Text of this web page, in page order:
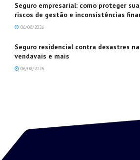
Seguro empresarial: como proteger
riscos de gestão e inconsistências
06/08/2026
Seguro residencial contra desastres
vendavais e mais
06/08/2026